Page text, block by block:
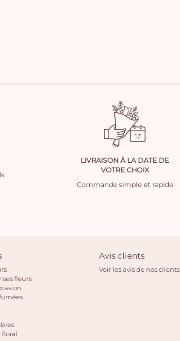
LIVRAISON À LA DATE DE
VOTRE CHOIX
Commande simple et rapide
ses fleurs
floral
Avis clients
Voir les avis de nos clients